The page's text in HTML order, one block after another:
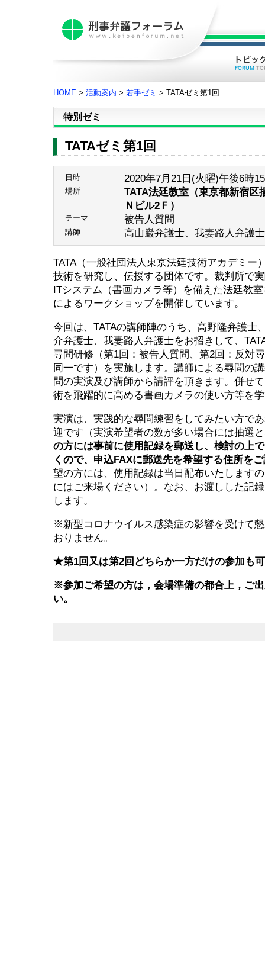
HOME > 活動案内 > 若手ゼミ > TATAゼミ第1回
特別ゼミ
TATAゼミ第1回
日時 2020年7月21日(火曜)午後6時
場所
TATA法廷教室（東京都新宿区
Ｎビル2Ｆ）
テーマ 被告人質問
講師 高山巌弁護士、我妻路人弁護士
TATA（一般社団法人東京法廷技術アカデミー
技術を研究し、伝授する団体です。裁判所で
ITシステム（書画カメラ等）を備えた法廷教
によるワークショップを開催しています。
今回は、TATAの講師陣のうち、高野隆弁護士
介弁護士、我妻路人弁護士をお招きして、
尋問研修（第1回：被告人質問、第2回：反対
同一です）を実施します。講師による尋問の
問の実演及び講師から講評を頂きます。併せ
術を飛躍的に高める書画カメラの使い方等を
実演は、実践的な尋問練習をしてみたい方で
迎です（実演希望者の数が多い場合には抽選
の方には事前に使用記録を郵送し、検討の上
くので、申込FAXに郵送先を希望する住所を
望の方には、使用記録は当日配布いたします
にはご来場ください）。なお、お渡しした記
します。
※新型コロナウイルス感染症の影響を受けて
おりません。
★第1回又は第2回どちらか一方だけの参加も
※参加ご希望の方は，会場準備の都合上，ご
い。